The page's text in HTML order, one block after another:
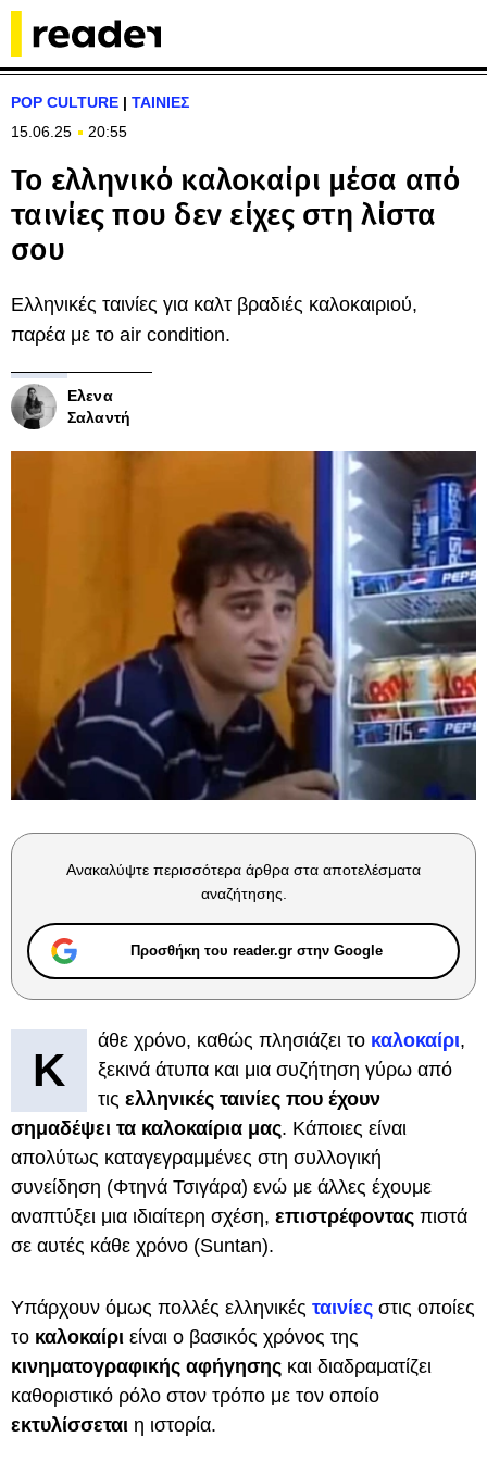
POP CULTURE | ΤΑΙΝΙΕΣ
15.06.25
20:55
Το ελληνικό καλοκαίρι μέσα από
ταινίες που δεν είχες στη λίστα
σου
Ελληνικές ταινίες για καλτ βραδιές καλοκαιριού,
παρέα με το air condition.
Ελενα
Σαλαντή
Ανακαλύψτε περισσότερα άρθρα στα αποτελέσματα
αναζήτησης.
Προσθήκη του reader.gr στην Google
Κ
άθε χρόνο, καθώς πλησιάζει το καλοκαίρι,
ξεκινά άτυπα και μια συζήτηση γύρω από
τις ελληνικές ταινίες που έχουν
σημαδέψει τα καλοκαίρια μας. Κάποιες είναι
απολύτως καταγεγραμμένες στη συλλογική
συνείδηση (Φτηνά Τσιγάρα) ενώ με άλλες έχουμε
αναπτύξει μια ιδιαίτερη σχέση, επιστρέφοντας πιστά
σε αυτές κάθε χρόνο (Suntan).
Υπάρχουν όμως πολλές ελληνικές ταινίες στις οποίες
το καλοκαίρι είναι ο βασικός χρόνος της
κινηματογραφικής αφήγησης και διαδραματίζει
καθοριστικό ρόλο στον τρόπο με τον οποίο
εκτυλίσσεται η ιστορία.